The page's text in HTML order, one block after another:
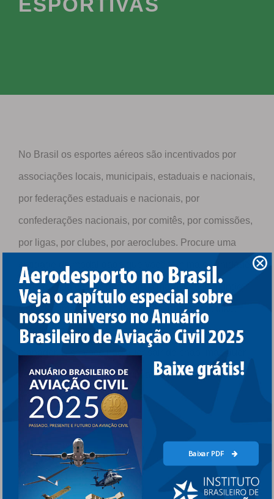
ESPORTIVAS
No Brasil os esportes aéreos são incentivados por
associações locais, municipais, estaduais e nacionais,
por federações estaduais e nacionais, por
confederações nacionais, por comitês, por comissões,
por ligas, por clubes, por aeroclubes. Procure uma
entidade da modalidade que você tem mais afinidade
perto de sua casa e descubra o maravilhoso mundo
visto de cima, de um balão, avião, paramotor, trike,
paraquedas, ultraleves, parapente, asa delta,
planador. E se você não quer sair do chão, mas quer
voar como um piloto, voe um aeromodelo, voe um
drone.
Baixar PDF